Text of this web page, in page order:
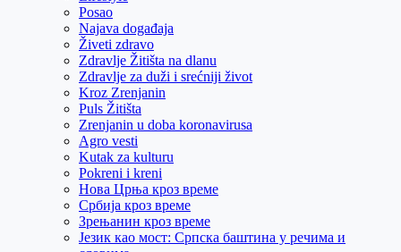
Posao
Najava događaja
Živeti zdravo
Zdravlje Žitišta na dlanu
Zdravlje za duži i srećniji život
Kroz Zrenjanin
Puls Žitišta
Zrenjanin u doba koronavirusa
Agro vesti
Kutak za kulturu
Pokreni i kreni
Нова Црња кроз време
Србија кроз време
Зрењанин кроз време
Језик као мост: Српска баштина у речима и